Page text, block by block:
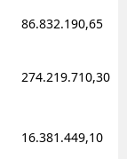
86.832.190,65
274.219.710,30
16.381.449,10